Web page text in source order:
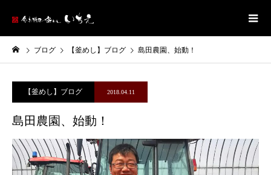
ブログ 【釜めし】ブログ 島田農園、始動！
【釜めし】ブログ 2018.04.11
島田農園、始動！